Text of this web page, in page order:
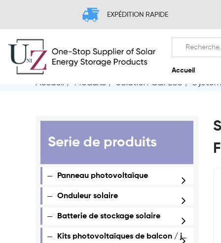
EXPÉDITION RAPIDE
Accueil / Produits / Solution C&I ESS /
Serie de produits
Panneau photovoltaïque
Onduleur solaire
Batterie de stockage solaire
Kits photovoltaïques de balcon / jardin